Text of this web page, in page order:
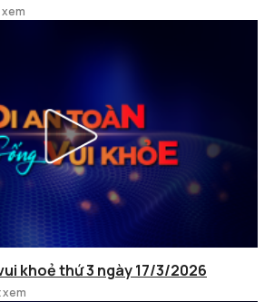
xem
khoẻ thứ 3 ngày 17/3/2026
xem